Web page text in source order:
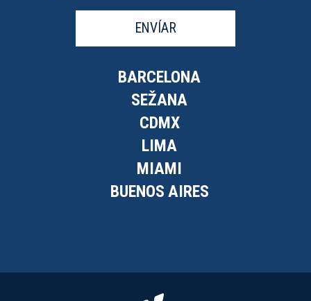
ENVÍAR
BARCELONA
SEŽANA
CDMX
LIMA
MIAMI
BUENOS AIRES